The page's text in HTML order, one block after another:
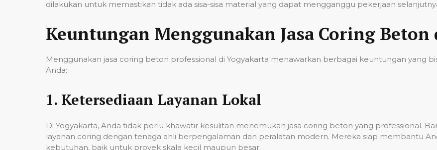
dilakukan untuk memastikan tidak ada sisa-sisa material yang dapat mengganggu pekerjaan
Keuntungan Menggunakan Jasa Coring
Menggunakan jasa coring beton professional di Yogyakarta menawarkan berbagai keuntungan yang
Anda:
1. Ketersediaan Layanan Lokal
Di Yogyakarta, Anda tidak perlu khawatir kesulitan menemukan jasa coring beton yang professional.
layanan coring dengan tenaga ahli berpengalaman dan peralatan modern. Mereka siap membantu
kebutuhan, baik untuk proyek skala kecil maupun besar.